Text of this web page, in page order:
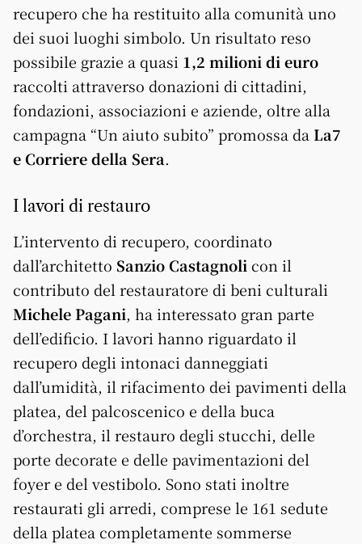
recupero che ha restituito alla comunità uno
dei suoi luoghi simbolo. Un risultato reso
possibile grazie a quasi 1,2 milioni di euro
raccolti attraverso donazioni di cittadini,
fondazioni, associazioni e aziende, oltre alla
campagna “Un aiuto subito” promossa da La7
e Corriere della Sera.
I lavori di restauro
L’intervento di recupero, coordinato
dall’architetto Sanzio Castagnoli con il
contributo del restauratore di beni culturali
Michele Pagani, ha interessato gran parte
dell’edificio. I lavori hanno riguardato il
recupero degli intonaci danneggiati
dall’umidità, il rifacimento dei pavimenti della
platea, del palcoscenico e della buca
d’orchestra, il restauro degli stucchi, delle
porte decorate e delle pavimentazioni del
foyer e del vestibolo. Sono stati inoltre
restaurati gli arredi, comprese le 161 sedute
della platea completamente sommerse